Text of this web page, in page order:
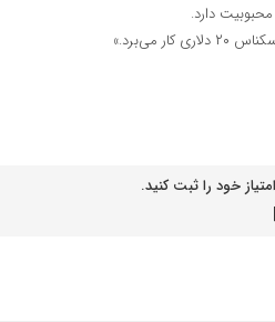
دارد.
خود را ثبت کنید.